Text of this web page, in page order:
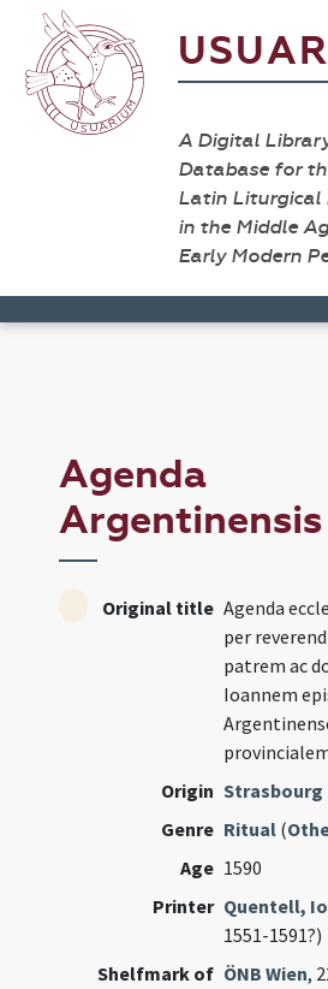
A Digital
Database for
Latin Liturgical
in the Middle
Early Modern
Agenda
Argentinensis
Original title Agenda
per
patrem ac
Ioannem
Origin Strasbourg
Genre Ritual (
Age 1590
Printer Quentell,
1551-1591?)
Shelfmark of ÖNB Wien,